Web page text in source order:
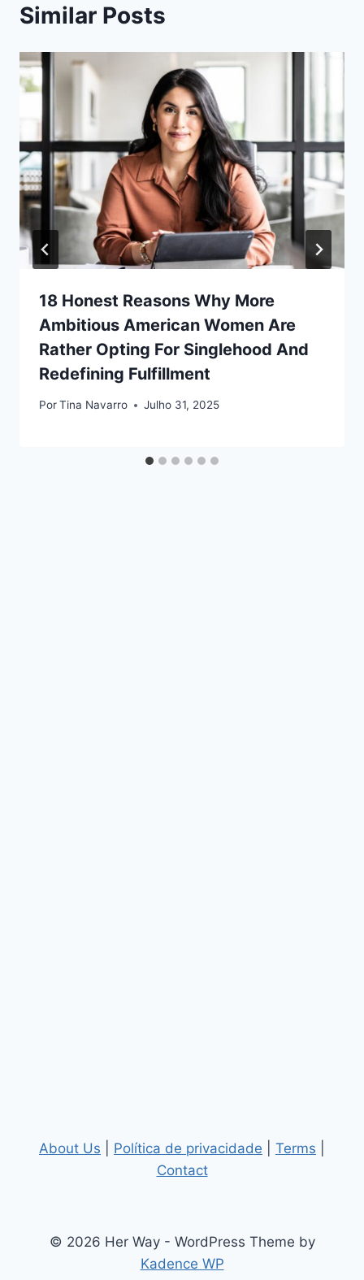
Similar Posts
18 Honest Reasons Why More
Ambitious American Women Are
Rather Opting For Singlehood And
Redefining Fulfillment
PorTina Navarro Julho 31, 2025
About Us Política de privacidade Terms
Contact
© 2026 Her Way - WordPress Theme by
Kadence WP